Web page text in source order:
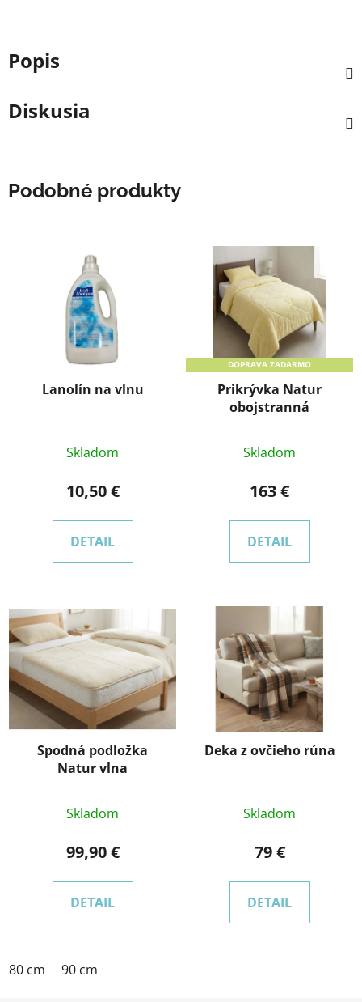
Popis
Diskusia
Podobné produkty
Lanolín na vlnu
hodnotenie
produktu
2,8
z
Skladom
10,50 €
DETAIL
DOPRAVA ZADARMO
Prikrývka Natur
obojstranná
Skladom
163 €
DETAIL
Spodná podložka
Natur vlna
Skladom
99,90 €
DETAIL
80 cm 90 cm
Deka z ovčieho rúna
Skladom
79 €
DETAIL